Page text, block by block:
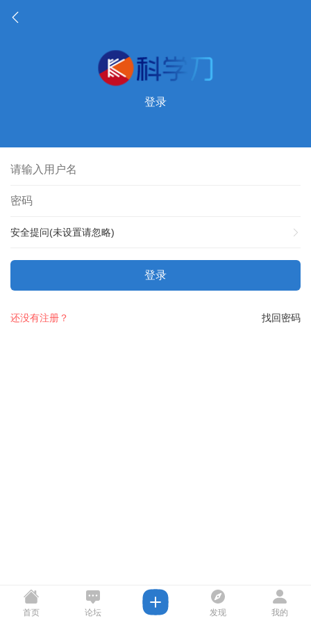
登录
安全提问(未设置请忽略)
登录
找回密码
还没有注册？
首页 论坛 发现 我的